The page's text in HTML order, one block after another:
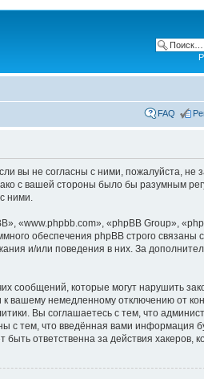
FAQ
вы не согласны с ними, пожалуйста, не
с вашей стороны было бы разумным
ними.
«www.phpbb.com», «phpBB Group»,
обеспечения phpBB строго связаны
и/или поведения в них. За
сообщений, которые могут нарушить
вашему немедленному отключению от
Вы соглашаетесь с тем, что
с тем, что введённая вами информация
ответственна за действия хакеров,